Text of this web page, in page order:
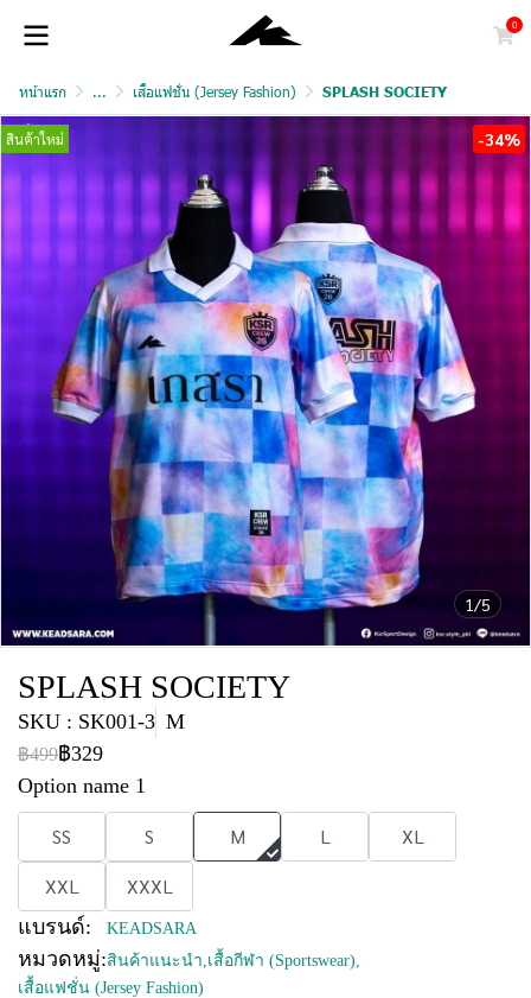
0
หน้าแรก ... เสื้อแฟชั่น (Jersey Fashion) SPLASH SOCIETY
1/5
สินค้าใหม่ -34%
SPLASH SOCIETY
SKU : SK001-3 M
฿499฿329
Option name 1
SS S M L
XL
XXL
XXXL
แบรนด์: KEADSARA
หมวดหมู่:สินค้าแนะนำ,เสื้อกีฬา (Sportswear),
เสื้อแฟชั่น (Jersey Fashion)